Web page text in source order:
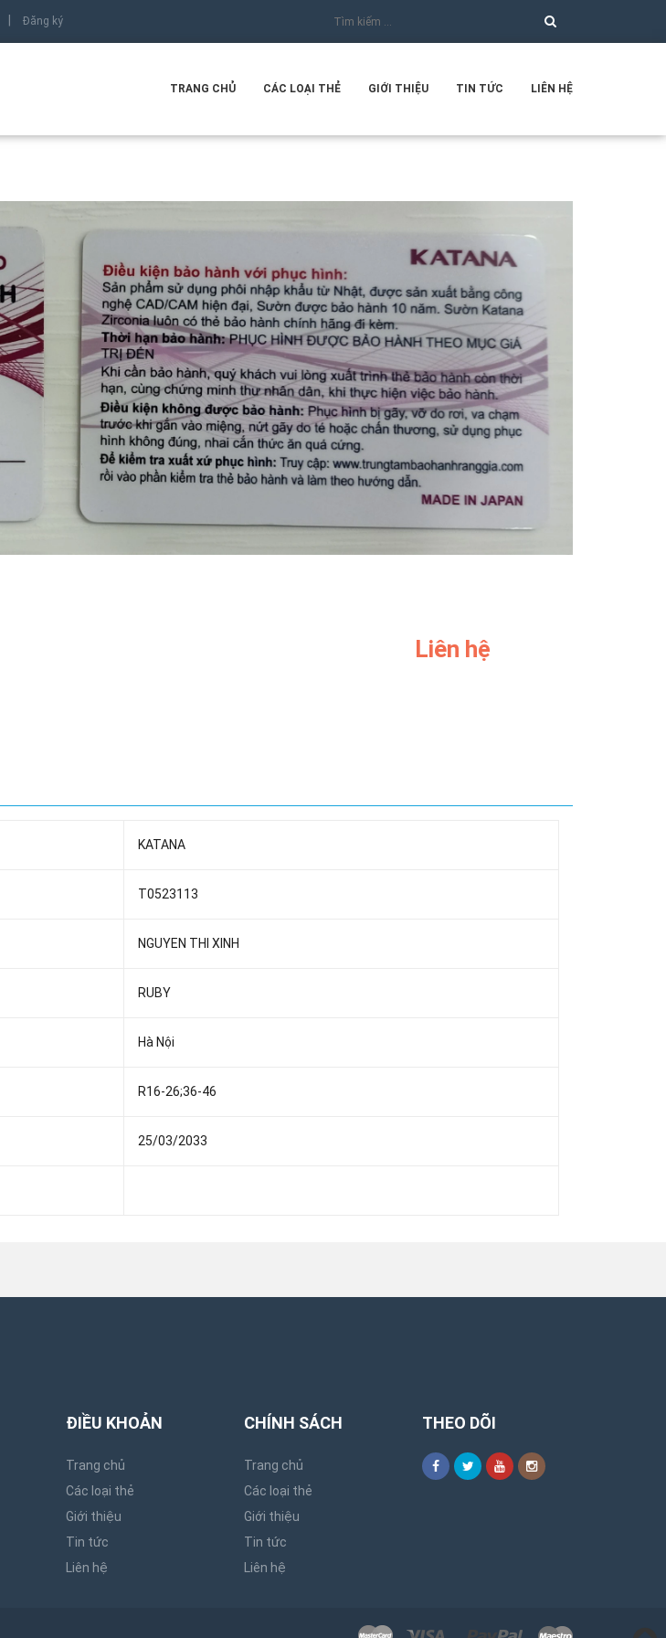
Đăng ký
TRANG CHỦ CÁC LOẠI THẺ GIỚI THIỆU TIN TỨC LIÊN HỆ
Liên hệ
KATANA
T0523113
NGUYEN THI XINH
RUBY
Hà Nội
R16-26;36-46
25/03/2033
ĐIỀU KHOẢN
Trang chủ
Các loại thẻ
Giới thiệu
Tin tức
Liên hệ
CHÍNH SÁCH
Trang chủ
Các loại thẻ
Giới thiệu
Tin tức
Liên hệ
THEO DÕI